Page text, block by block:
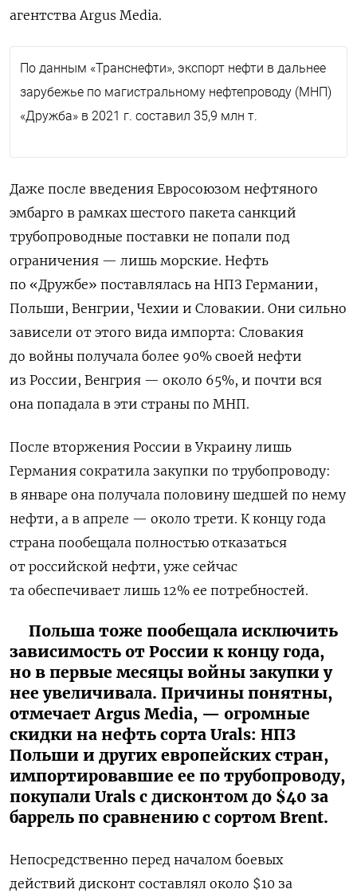
агентства Argus Media.
По данным «Транснефти», экспорт нефти в дальнее
зарубежье по магистральному нефтепроводу (МНП)
«Дружба» в 2021 г. составил 35,9 млн т.
Даже после введения Евросоюзом нефтяного
эмбарго в рамках шестого пакета санкций
трубопроводные поставки не попали под
ограничения — лишь морские. Нефть
по «Дружбе» поставлялась на НПЗ Германии,
Польши, Венгрии, Чехии и Словакии. Они сильно
зависели от этого вида импорта: Словакия
до войны получала более 90% своей нефти
из России, Венгрия — около 65%, и почти вся
она попадала в эти страны по МНП.
После вторжения России в Украину лишь
Германия сократила закупки по трубопроводу:
в январе она получала половину шедшей по нему
нефти, а в апреле — около трети. К концу года
страна пообещала полностью отказаться
от российской нефти, уже сейчас
та обеспечивает лишь 12% ее потребностей.
Польша тоже пообещала исключить
зависимость от России к концу года,
но в первые месяцы войны закупки у
нее увеличивала. Причины понятны,
отмечает Argus Media, — огромные
скидки на нефть сорта Urals: НПЗ
Польши и других европейских стран,
импортировавшие ее по трубопроводу,
покупали Urals с дисконтом до $40 за
баррель по сравнению с сортом Brent.
Непосредственно перед началом боевых
действий дисконт составлял около $10 за